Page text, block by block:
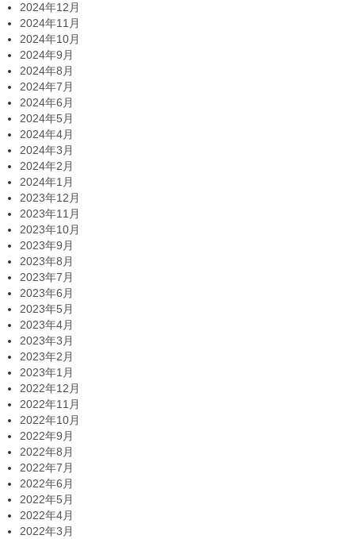
2024年12月
2024年11月
2024年10月
2024年9月
2024年8月
2024年7月
2024年6月
2024年5月
2024年4月
2024年3月
2024年2月
2024年1月
2023年12月
2023年11月
2023年10月
2023年9月
2023年8月
2023年7月
2023年6月
2023年5月
2023年4月
2023年3月
2023年2月
2023年1月
2022年12月
2022年11月
2022年10月
2022年9月
2022年8月
2022年7月
2022年6月
2022年5月
2022年4月
2022年3月